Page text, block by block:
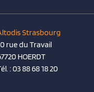
Strasbourg
rue du Travail
HOERDT
:03 88 68 18 20